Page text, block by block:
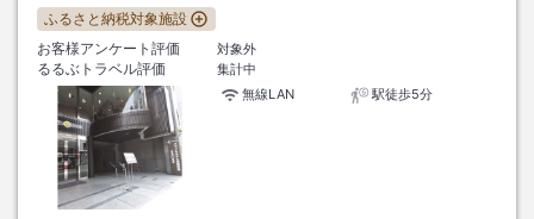
ふるさと納税対象施設
お客様アンケート評価
対象外
るるぶトラベル評価
集計中
無線LAN
駅徒歩5分